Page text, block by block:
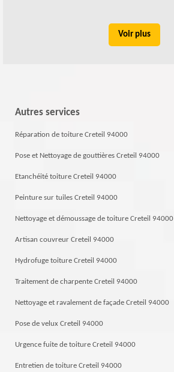
Voir plus
Autres services
Réparation de toiture Creteil 94000
Pose et Nettoyage de gouttières Creteil 94000
Etanchéité toiture Creteil 94000
Peinture sur tuiles Creteil 94000
Nettoyage et démoussage de toiture Creteil 94000
Artisan couvreur Creteil 94000
Hydrofuge toiture Creteil 94000
Traitement de charpente Creteil 94000
Nettoyage et ravalement de façade Creteil 94000
Pose de velux Creteil 94000
Urgence fuite de toiture Creteil 94000
Entretien de toiture Creteil 94000